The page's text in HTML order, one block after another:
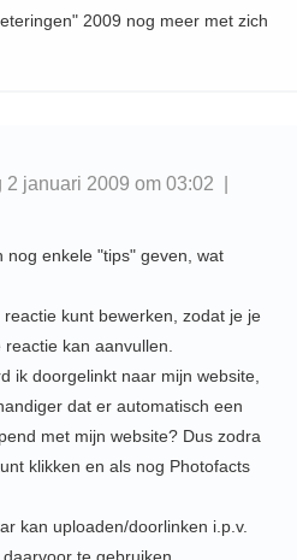
2009 nog meer met zich
januari 2009 om 03:02 |
nog enkele "tips" geven, wat
kunt bewerken, zodat je je
kan aanvullen.
ik doorgelinkt naar mijn website,
dat er automatisch een
met mijn website? Dus zodra
klikken en als nog Photofacts
kan uploaden/doorlinken i.p.v.